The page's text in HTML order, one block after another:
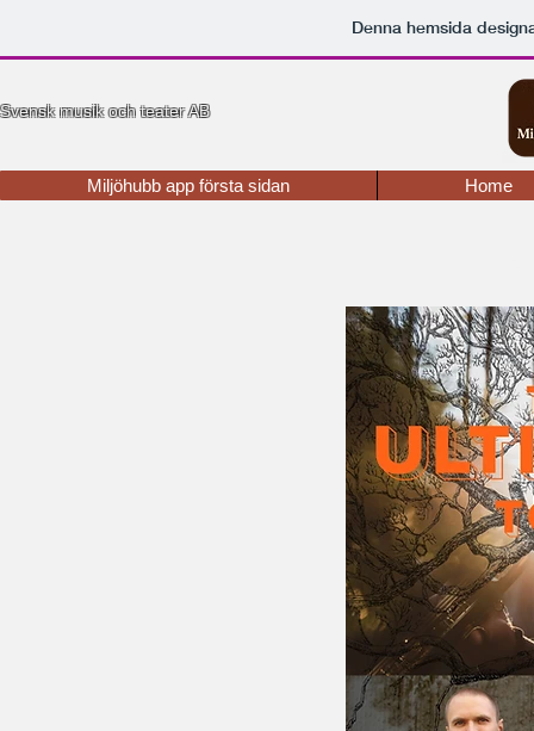
Denna hemsida
Svensk musik och teater AB
Miljöhubb app första sidan Home